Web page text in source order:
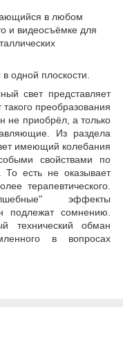
в любом
и видеосъёмке для
одной плоскости.
свет представляет
преобразования
не приобрёл, а только
Из раздела
имеющий колебания
свойствами по
То есть не оказывает
терапевтического.
эффекты
подлежат сомнению.
технический обман
в вопросах